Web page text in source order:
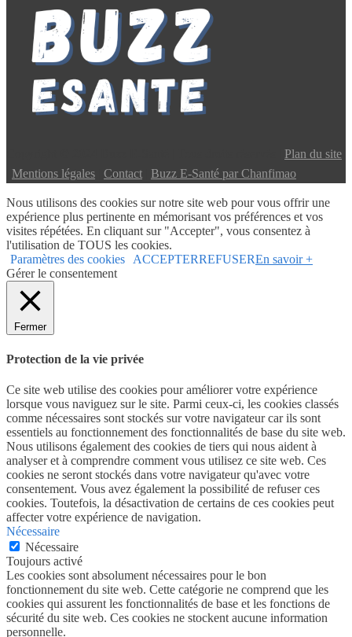
Plan du site
Mentions légales Contact Buzz E-Santé par Chanfimao
Nous utilisons des cookies sur notre site web pour vous offrir une
expérience plus pertinente en mémorisant vos préférences et vos
visites répétées. En cliquant sur "Accepter", vous consentez à
l'utilisation de TOUS les cookies.
Paramètres des cookies ACCEPTERREFUSEREn savoir +
Gérer le consentement
Fermer
Protection de la vie privée
Ce site web utilise des cookies pour améliorer votre expérience
lorsque vous naviguez sur le site. Parmi ceux-ci, les cookies classés
comme nécessaires sont stockés sur votre navigateur car ils sont
essentiels au fonctionnement des fonctionnalités de base du site web.
Nous utilisons également des cookies de tiers qui nous aident à
analyser et à comprendre comment vous utilisez ce site web. Ces
cookies ne seront stockés dans votre navigateur qu'avec votre
consentement. Vous avez également la possibilité de refuser ces
cookies. Toutefois, la désactivation de certains de ces cookies peut
affecter votre expérience de navigation.
Nécessaire
Nécessaire
Toujours activé
Les cookies sont absolument nécessaires pour le bon
fonctionnement du site web. Cette catégorie ne comprend que les
cookies qui assurent les fonctionnalités de base et les fonctions de
sécurité du site web. Ces cookies ne stockent aucune information
personnelle.